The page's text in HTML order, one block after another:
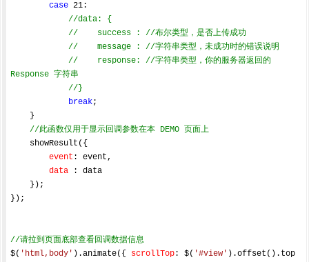
case 21:
//data: {
//    success : //布尔类型，是否上传成功
//    message : //字符串类型，未成功时的错误说明
//    response: //字符串类型，你的服务器返回的
Response 字符串
//}
break;
//此函数仅用于显示回调参数在本 DEMO 页面上
event : event,
data : data
});
//请拉到页面底部查看回调数据信息
$( 'html,body' ).animate({ scrollTop: $( '#view' ).offset().top